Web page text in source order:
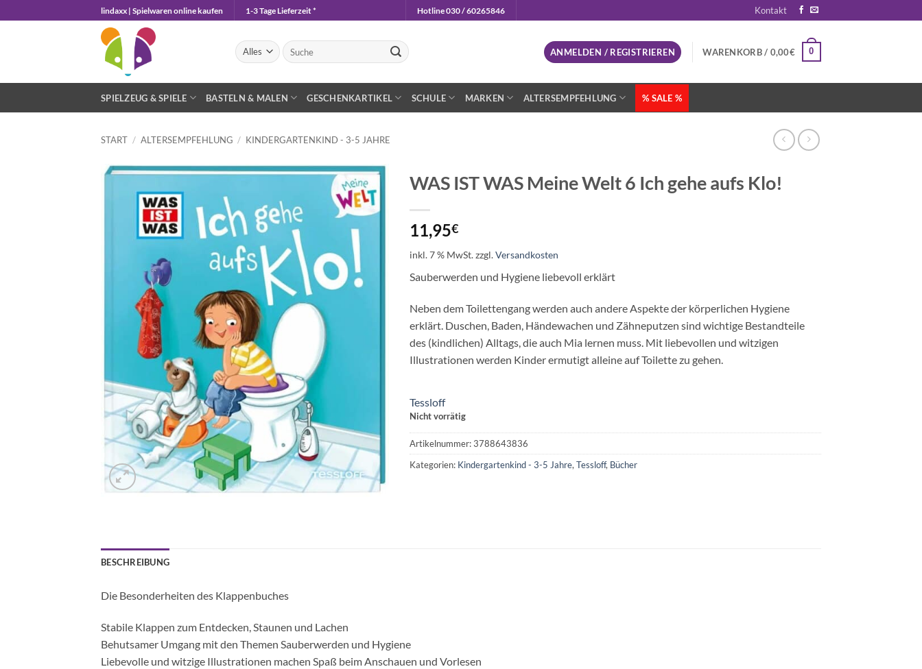
Inhalt
lindaxx | Spielwaren online kaufen 1-3 Tage Lieferzeit * Hotline 030 / 60265846 Kontakt
Suchen
nach:
ANMELDEN / REGISTRIEREN WARENKORB / 0,00€ 0
SPIELZEUG & SPIELE BASTELN & MALEN GESCHENKARTIKEL SCHULE MARKEN ALTERSEMPFEHLUNG % SALE %
START / ALTERSEMPFEHLUNG / KINDERGARTENKIND - 3-5 JAHRE
Auf die
WAS IST WAS Meine Welt 6 Ich gehe aufs Klo!
11,95€
inkl. 7 % MwSt.zzgl.Versandkosten
Sauberwerden und Hygiene liebevoll erklärt
Neben dem Toilettengang werden auch andere Aspekte der körperlichen Hygiene
erklärt. Duschen, Baden, Händewachen und Zähneputzen sind wichtige Bestandteile
des (kindlichen) Alltags, die auch Mia lernen muss. Mit liebevollen und witzigen
Illustrationen werden Kinder ermutigt alleine auf Toilette zu gehen.
Tessloff
Nicht vorrätig
Artikelnummer:3788643836
Kategorien: Kindergartenkind - 3-5 Jahre, Tessloff, Bücher
BESCHREIBUNG
Die Besonderheiten des Klappenbuches
Stabile Klappen zum Entdecken, Staunen und Lachen
Behutsamer Umgang mit den Themen Sauberwerden und Hygiene
Liebevolle und witzige Illustrationen machen Spaß beim Anschauen und Vorlesen